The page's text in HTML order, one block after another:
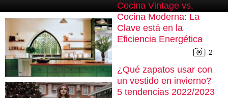
Cocina Vintage vs.
Cocina Moderna: La
Clave está en la
Eficiencia Energética
2
¿Qué zapatos usar con
un vestido en invierno?
5 tendencias 2022/2023